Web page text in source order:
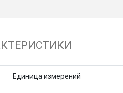
Единица измерений